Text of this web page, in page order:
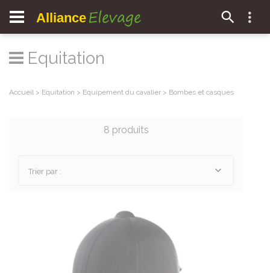
Alliance Elevage
Equitation
Accueil > Equitation > Equipement du cavalier > Bombes et casques
8 produits
Trier par :